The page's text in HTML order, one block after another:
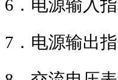
6 ．电源输入
7 ．电源输出